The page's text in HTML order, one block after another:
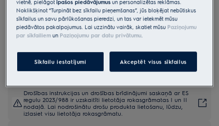
Priekšrocības
Klusa gaisa atsvaidzināšana virtuvē pēc gatavošanas.
„Breeze“ funkcija klusi atsvaidzina gaisu, kad gatavošana ir
pabeigta.
„Hob2Hood®“ pielāgo nosūcēja darbību atkarībā no plīts virsmas
Drošības instrukcijas un drošības brīdinājumi saskaņā ar ES
regulu 2023/988 ir uzskaitīti lietotāja rokasgrāmatas I un II
nodaļā. Lai nodrošinātu drošu produkta lietošanu, lūdzu,
izlasiet visu lietotāja rokasgrāmatu.
vietnē, pielāgotīpašos piedāvājumus un personalizētas reklāmas.
Noklikšķinot “Turpināt bez sīkfailu pieņemšanas”, jūs bloķējat nebūtiskus
sīkfailus un savu pārlūkošanas pieredzi, un tas var ietekmēt mūsu
piedāvātos pakalpojumus. Lai uzzinātu vairāk, skatiet mūsu Paziņojumu
par sīkfailiem un Paziņojumu par datu privātumu.
Sīkfailu iestatījumi Akceptēt visus sīkfailus